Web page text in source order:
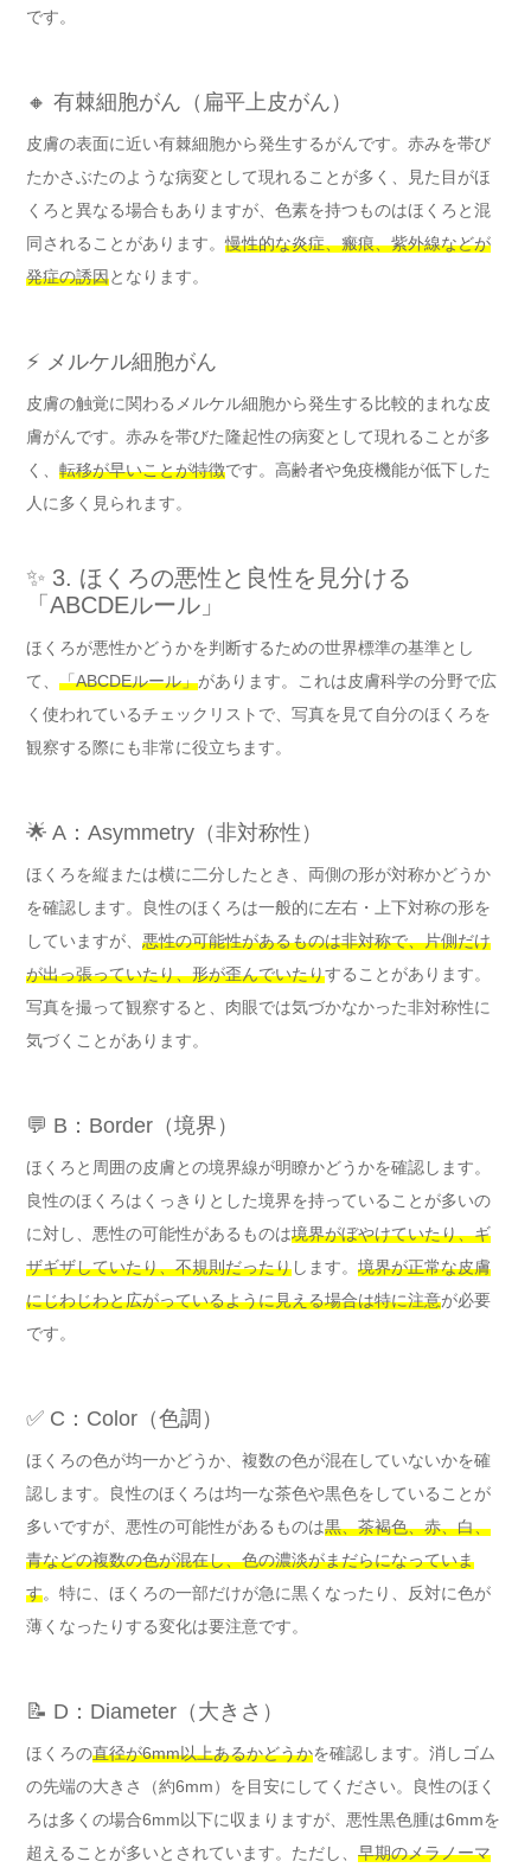
です。
🔸 有棘細胞がん（扁平上皮がん）
皮膚の表面に近い有棘細胞から発生するがんです。赤みを帯び
たかさぶたのような病変として現れることが多く、見た目がほ
くろと異なる場合もありますが、色素を持つものはほくろと混
同されることがあります。慢性的な炎症、瘢痕、紫外線などが
発症の誘因となります。
⚡ メルケル細胞がん
皮膚の触覚に関わるメルケル細胞から発生する比較的まれな皮
膚がんです。赤みを帯びた隆起性の病変として現れることが多
く、 転移が早いことが特徴です。高齢者や免疫機能が低下した
人に多く見られます。
✨ 3. ほくろの悪性と良性を見分ける
「ABCDEルール」
ほくろが悪性かどうかを判断するための世界標準の基準とし
て、 「ABCDEルール」があります。これは皮膚科学の分野で広
く使われているチェックリストで、写真を見て自分のほくろを
観察する際にも非常に役立ちます。
🌟 A：Asymmetry（非対称性）
ほくろを縦または横に二分したとき、両側の形が対称かどうか
を確認します。良性のほくろは一般的に左右・上下対称の形を
していますが、 悪性の可能性があるものは非対称で、片側だけ
が出っ張っていたり、形が歪んでいたりすることがあります。
写真を撮って観察すると、肉眼では気づかなかった非対称性に
気づくことがあります。
💬 B：Border（境界）
ほくろと周囲の皮膚との境界線が明瞭かどうかを確認します。
良性のほくろはくっきりとした境界を持っていることが多いの
に対し、悪性の可能性があるものは境界がぼやけていたり、ギ
ザギザしていたり、不規則だったりします。 境界が正常な皮膚
にじわじわと広がっているように見える場合は特に注意が必要
です。
✅ C：Color（色調）
ほくろの色が均一かどうか、複数の色が混在していないかを確
認します。良性のほくろは均一な茶色や黒色をしていることが
多いですが、悪性の可能性があるものは黒、茶褐色、赤、白、
青などの複数の色が混在し、色の濃淡がまだらになっていま
す。特に、ほくろの一部だけが急に黒くなったり、反対に色が
薄くなったりする変化は要注意です。
📝 D：Diameter（大きさ）
ほくろの直径が6mm以上あるかどうかを確認します。消しゴム
の先端の大きさ（約6mm）を目安にしてください。良性のほく
ろは多くの場合6mm以下に収まりますが、悪性黒色腫は6mmを
超えることが多いとされています。ただし、 早期のメラノーマ